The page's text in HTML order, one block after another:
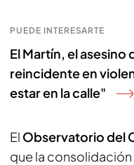
PUEDE INTERESARTE
El Martín, el asesino
reincidente en
estar en la calle"
El Observatorio del
que la